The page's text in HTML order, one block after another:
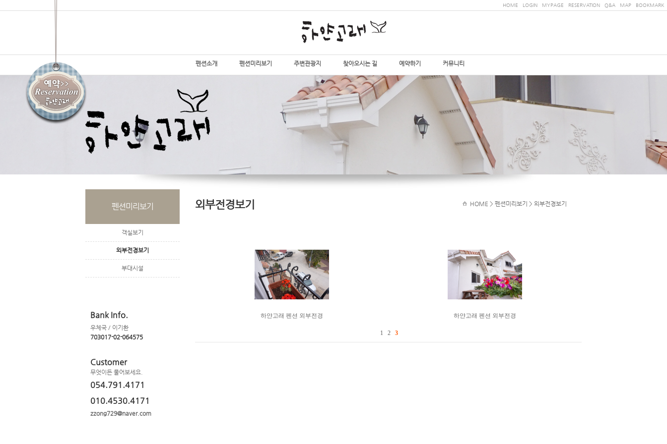
HOME LOGIN MYPAGE RESERVATION Q&A MAP BOOKMARK
펜션소개 펜션미리보기 주변관광지 찾아오시는 길 예약하기 커뮤니티
펜션미리보기
객실보기
외부전경보기
부대시설
Bank Info.
우체국 / 이기환
703017-02-064575
Customer
무엇이든 물어보세요.
054.791.4171
010.4530.4171
zzong729@naver.com
외부전경보기 HOME > 펜션미리보기 > 외부전경보기
하얀고래 펜션 외부전경 하얀고래 펜션 외부전경
1 2 3